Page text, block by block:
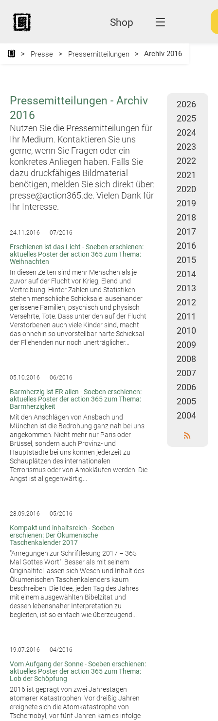
Shop
Presse Pressemitteilungen Archiv 2016
2026
2025
2024
2023
2022
2021
2020
2019
2018
2017
2016
2015
2014
2013
2012
2011
2010
2009
2008
2007
2006
2005
2004
Pressemitteilungen - Archiv
2016
Nutzen Sie die Pressemitteilungen für
Ihr Medium. Kontaktieren Sie uns
gerne, wenn Sie Fragen oder ein
konkretes Anliegen haben. Falls Sie
dazu druckfähiges Bildmaterial
benötigen, melden Sie sich direkt über:
presse@action365.de. Vielen Dank für
Ihr Interesse.
24.11.2016 07/2016
Erschienen ist das Licht - Soeben erschienen:
aktuelles Poster der action 365 zum Thema:
Weihnachten
In diesen Zeiten sind mehr Menschen als je
zuvor auf der Flucht vor Krieg, Elend und
Vertreibung. Hinter Zahlen und Statistiken
stehen menschliche Schicksale: auseinander
gerissene Familien, psychisch und physisch
Versehrte, Tote. Dass unter den auf der Flucht
Verstorbenen auch viele Kinder sind, macht
das ohnehin so unvorstellbar harte Schicksal
der Fliehenden nur noch unerträglicher...
05.10.2016 06/2016
Barmherzig ist ER allen - Soeben erschienen:
aktuelles Poster der action 365 zum Thema:
Barmherzigkeit
Mit den Anschlägen von Ansbach und
München ist die Bedrohung ganz nah bei uns
angekommen. Nicht mehr nur Paris oder
Brüssel, sondern auch Provinz- und
Hauptstädte bei uns können jederzeit zu
Schauplätzen des internationalen
Terrorismus oder von Amokläufen werden. Die
Angst ist allgegenwärtig...
28.09.2016 05/2016
Kompakt und inhaltsreich - Soeben
erschienen: Der Ökumenische
Taschenkalender 2017
"Anregungen zur Schriftlesung 2017 – 365
Mal Gottes Wort": Besser als mit seinem
Originaltitel lassen sich Wesen und Inhalt des
Ökumenischen Taschenkalenders kaum
beschreiben. Die Idee, jeden Tag des Jahres
mit einem ausgewählten Bibelzitat und
dessen lebensnaher Interpretation zu
begleiten, ist so einfach wie überzeugend...
19.07.2016 04/2016
Vom Aufgang der Sonne - Soeben erschienen:
aktuelles Poster der action 365 zum Thema:
Lob der Schöpfung
2016 ist geprägt von zwei Jahrestagen
atomarer Katastrophen: Vor dreißig Jahren
ereignete sich die Atomkatastrophe von
Tschernobyl, vor fünf Jahren kam es infolge